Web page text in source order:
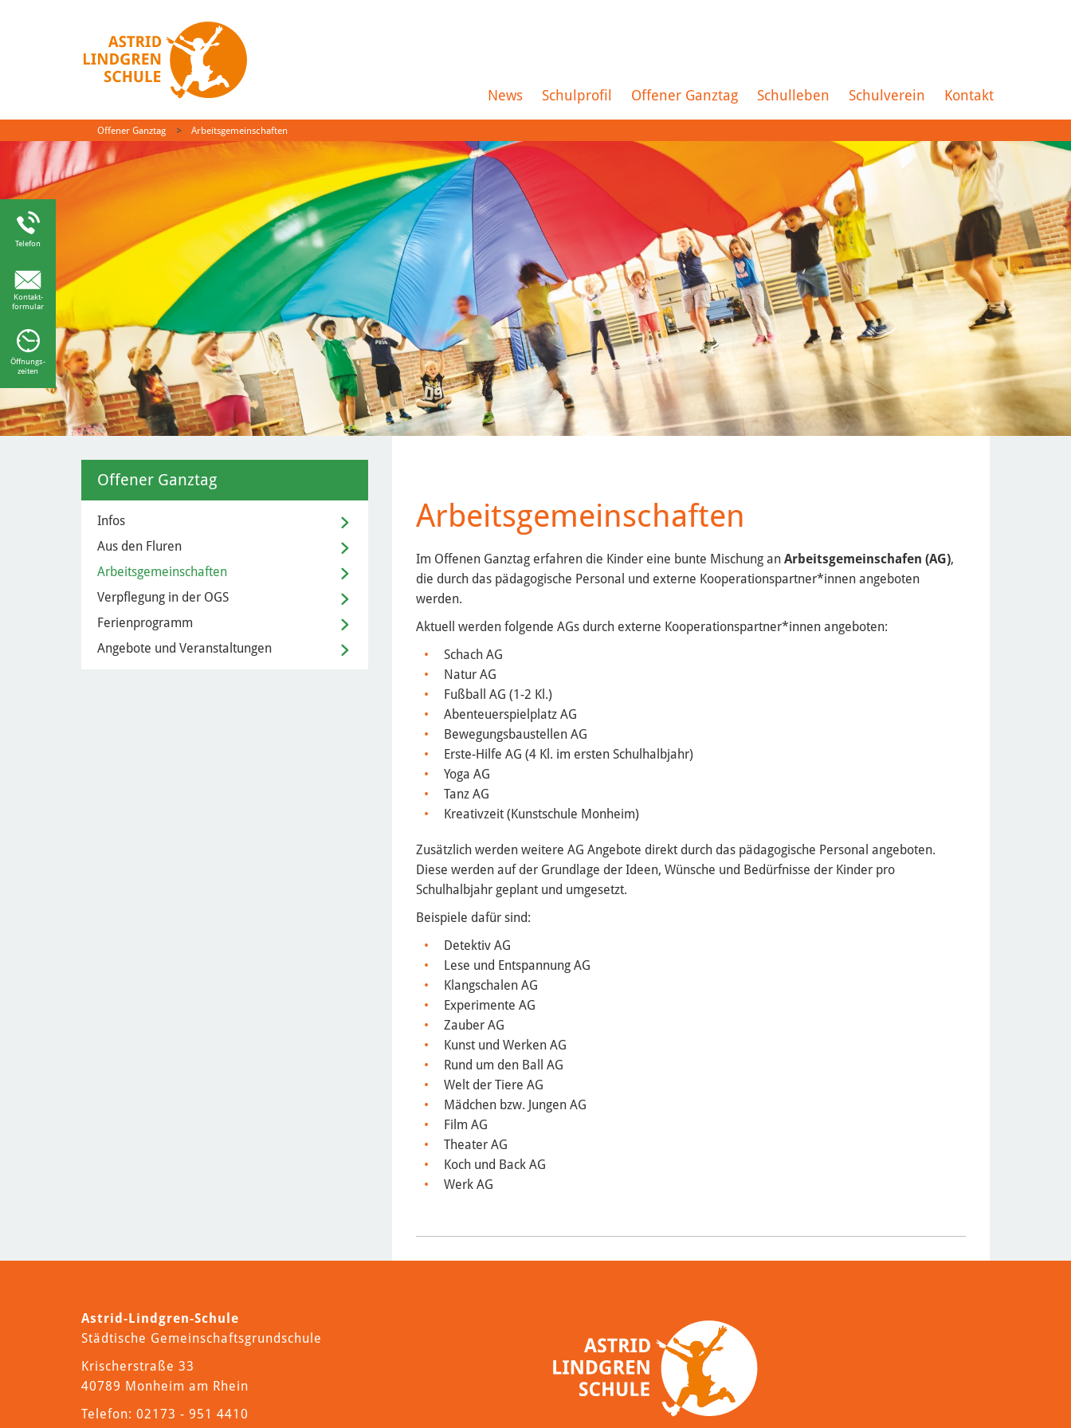
News Schulprofil Offener Ganztag Schulleben Schulverein Kontakt
Offener Ganztag Arbeitsgemeinschaften
Arbeitsgemeinschaften
Im Offenen Ganztag erfahren die Kinder eine bunte Mischung an Arbeitsgemeinschafen (AG),
die durch das pädagogische Personal und externe Kooperationspartner*innen angeboten
werden.
Aktuell werden folgende AGs durch externe Kooperationspartner*innen angeboten:
Schach AG
Natur AG
Fußball AG (1-2 Kl.)
Abenteuerspielplatz AG
Bewegungsbaustellen AG
Erste-Hilfe AG (4 Kl. im ersten Schulhalbjahr)
Yoga AG
Tanz AG
Kreativzeit (Kunstschule Monheim)
Zusätzlich werden weitere AG Angebote direkt durch das pädagogische Personal angeboten.
Diese werden auf der Grundlage der Ideen, Wünsche und Bedürfnisse der Kinder pro
Schulhalbjahr geplant und umgesetzt.
Beispiele dafür sind:
Detektiv AG
Lese und Entspannung AG
Klangschalen AG
Experimente AG
Zauber AG
Kunst und Werken AG
Rund um den Ball AG
Welt der Tiere AG
Mädchen bzw. Jungen AG
Film AG
Theater AG
Koch und Back AG
Werk AG
Offener Ganztag
Infos
Aus den Fluren
Arbeitsgemeinschaften
Verpflegung in der OGS
Ferienprogramm
Angebote und Veranstaltungen
Astrid-Lindgren-Schule
Städtische Gemeinschaftsgrundschule
Krischerstraße 33
40789 Monheim am Rhein
Telefon: 02173 - 951 4410
Telefon
Kontakt-
formular
Öffnungs-
zeiten